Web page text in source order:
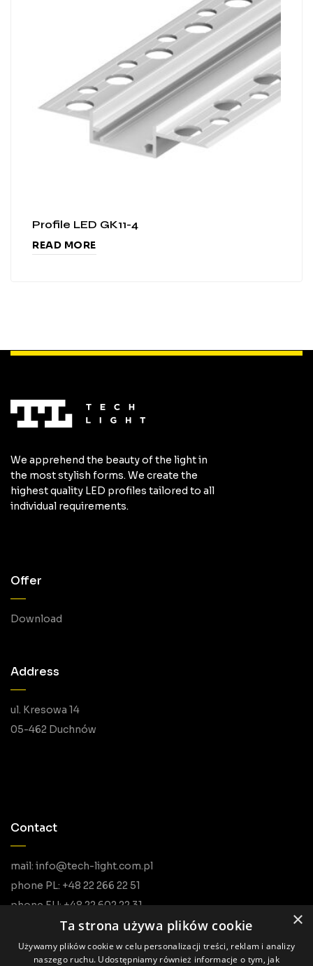
Profile LED GK11-4
READ MORE
We apprehend the beauty of the light in
the most stylish forms. We create the
highest quality LED profiles tailored to all
individual requirements.
Offer
Download
Address
ul. Kresowa 14
05-462 Duchnów
Contact
mail: info@tech-light.com.pl
phone PL: +48 22 266 22 51
phone EU: +48 22 602 22 31
×
Ta strona używa plików cookie
Używamy plików cookie w celu personalizacji treści, reklam i analizy
naszego ruchu. Udostępniamy również informacje o tym, jak